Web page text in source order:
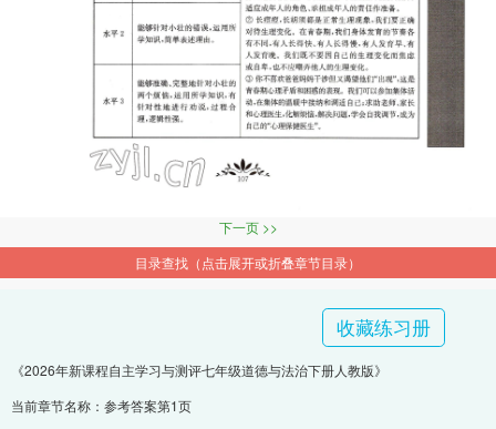
下一页 >>
目录查找（点击展开或折叠章节目录）
收藏练习册
《2026年新课程自主学习与测评七年级道德与法治下册人教版》
当前章节名称：参考答案第1页